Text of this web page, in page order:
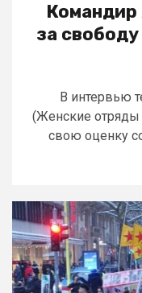
за
В интервью
(Женские
свою оценку